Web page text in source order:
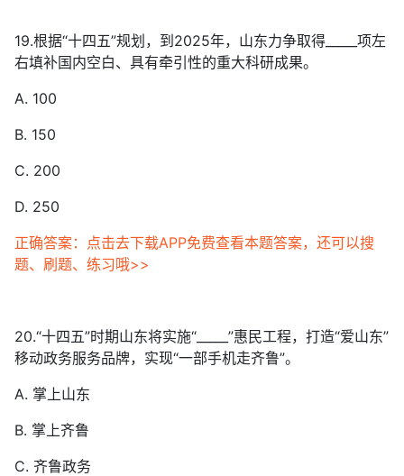
19.根据“十四五”规划，到2025年，山东力争取得_____项左
右填补国内空白、具有牵引性的重大科研成果。
A. 100
B. 150
C. 200
D. 250
正确答案：点击去下载APP免费查看本题答案，还可以搜
题、刷题、练习哦>>
20.“十四五”时期山东将实施“_____”惠民工程，打造“爱山东”
移动政务服务品牌，实现“一部手机走齐鲁”。
A. 掌上山东
B. 掌上齐鲁
C. 齐鲁政务